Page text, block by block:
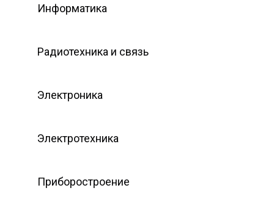
Информатика
Радиотехника и связь
Электроника
Электротехника
Приборостроение